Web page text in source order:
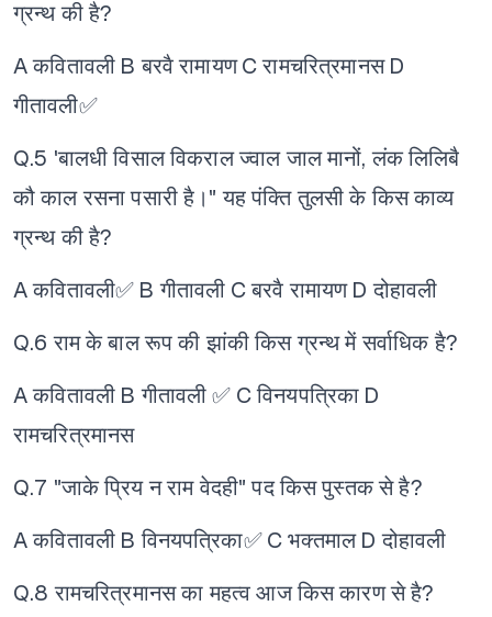
ग्रन्थ की है?
A कवितावली B बरवै रामायण C रामचरित्रमानस D
गीतावली✅
Q.5 'बालधी विसाल विकराल ज्वाल जाल मानों, लंक लिलिबै
कौ काल रसना पसारी है।" यह पंक्ति तुलसी के किस काव्य
ग्रन्थ की है?
A कवितावली✅ B गीतावली C बरवै रामायण D दोहावली
Q.6 राम के बाल रूप की झांकी किस ग्रन्थ में सर्वाधिक है?
A कवितावली B गीतावली ✅ C विनयपत्रिका D
रामचरित्रमानस
Q.7 "जाके प्रिय न राम वेदही" पद किस पुस्तक से है?
A कवितावली B विनयपत्रिका✅ C भक्तमाल D दोहावली
Q.8 रामचरित्रमानस का महत्व आज किस कारण से है?